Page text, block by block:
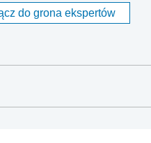
do grona ekspertów